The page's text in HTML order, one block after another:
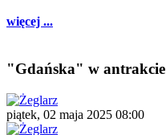
więcej ...
"Gdańska" w antrakcie
piątek, 02 maja 2025 08:00